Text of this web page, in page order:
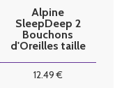
Alpine
SleepDeep 2
Bouchons
d'Oreilles taille
12.49€